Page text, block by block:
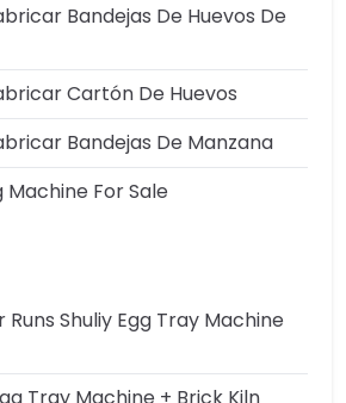
Bandejas De Huevos De
Cartón De Huevos
Bandejas De Manzana
Machine For Sale
Shuliy Egg Tray Machine
Tray Machine + Brick Kiln